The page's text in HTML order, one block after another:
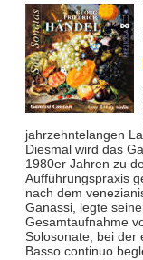
jahrzehntelangen
Diesmal wird das
1980er Jahren zu
Aufführungspraxis
nach dem
Ganassi, legte
Gesamtaufnahme
Solosonate, bei der
Basso continuo